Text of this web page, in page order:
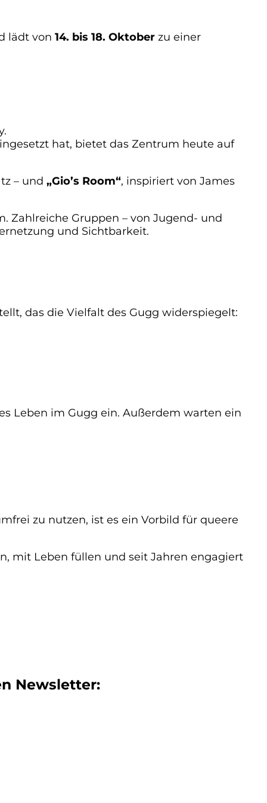
lädt von 14. bis 18. Oktober zu einer
hat, bietet das Zentrum heute auf
– und „Gio’s Room“, inspiriert von James
Zahlreiche Gruppen – von Jugend- und
und Sichtbarkeit.
das die Vielfalt des Gugg widerspiegelt:
Leben im Gugg ein. Außerdem warten ein
zu nutzen, ist es ein Vorbild für queere
mit Leben füllen und seit Jahren engagiert
Newsletter: